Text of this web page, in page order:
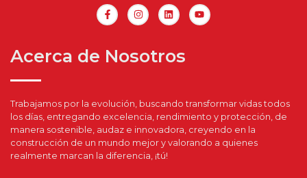
Acerca de Nosotros
Trabajamos por la evolución, buscando transformar vidas todos
los días, entregando excelencia, rendimiento y protección, de
manera sostenible, audaz e innovadora, creyendo en la
construcción de un mundo mejor y valorando a quienes
realmente marcan la diferencia, ¡tú!